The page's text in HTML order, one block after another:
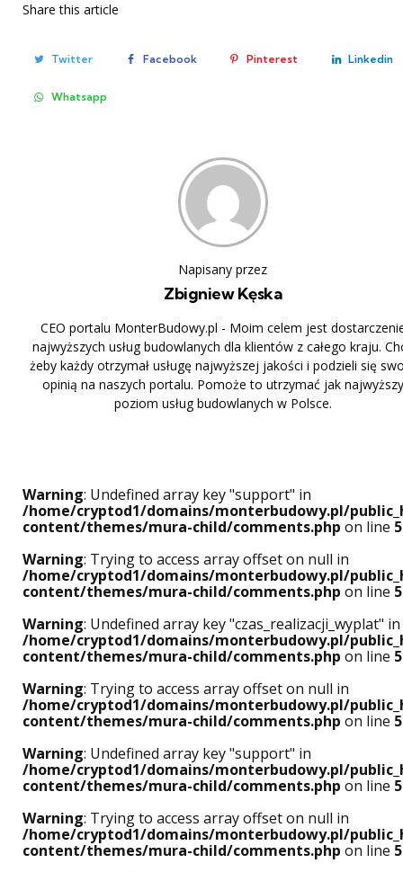
Share this article
Twitter Facebook Pinterest Linkedin
Whatsapp
Napisany przez
Zbigniew Kęska
CEO portalu MonterBudowy.pl - Moim celem jest
najwyższych usług budowlanych dla klientów z całego kraju.
żeby każdy otrzymał usługę najwyższej jakości i podzieli się
opinią na naszych portalu. Pomoże to utrzymać jak najwyższy
poziom usług budowlanych w Polsce.
Warning: Undefined array key "support" in
/home/cryptod1/domains/monterbudowy.pl/
content/themes/mura-child/comments.php on line
Warning: Trying to access array offset on null in
/home/cryptod1/domains/monterbudowy.pl/
content/themes/mura-child/comments.php on line
Warning: Undefined array key "czas_realizacji_wyplat" in
/home/cryptod1/domains/monterbudowy.pl/
content/themes/mura-child/comments.php on line
Warning: Trying to access array offset on null in
/home/cryptod1/domains/monterbudowy.pl/
content/themes/mura-child/comments.php on line
Warning: Undefined array key "support" in
/home/cryptod1/domains/monterbudowy.pl/
content/themes/mura-child/comments.php on line
Warning: Trying to access array offset on null in
/home/cryptod1/domains/monterbudowy.pl/
content/themes/mura-child/comments.php on line